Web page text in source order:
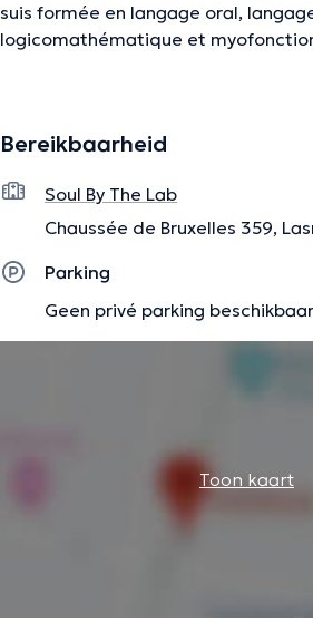
suis formée en langage oral,
logicomathématique et
De beschrijving werd aangepast door het
Bereikbaarheid
Soul By The Lab
Chaussée de Bruxelles 359,
Parking
Geen privé parking beschikbaar
Toon kaart